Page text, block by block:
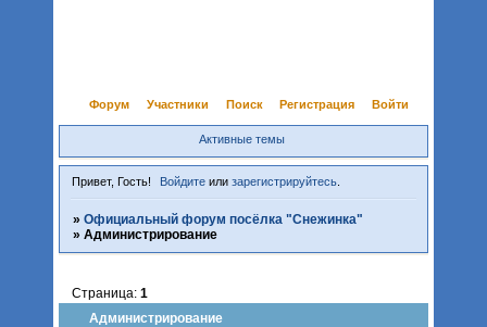
Форум Участники Поиск Регистрация Войти
Активные темы
Привет, Гость! Войдите илизарегистрируйтесь.
» Официальный форум посёлка "Снежинка"
» Администрирование
Администрирование
Страница: 1